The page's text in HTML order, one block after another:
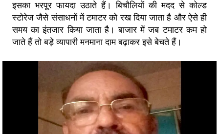
इसका भरपूर फायदा उठाते हैं। बिचौलियों की मदद से कोल्ड
स्टोरेज जैसे संसाधनों में टमाटर को रख दिया जाता है और ऐसे ही
समय का इंतजार किया जाता है। बाजार में जब टमाटर कम हो
जाते हैं तो बड़े व्यापारी मनमाना दाम बढ़ाकर इसे बेचते हैं।